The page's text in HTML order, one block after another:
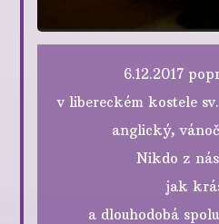
6.12.2017
v libereckém kostele
anglický,
Nikdo z
jak
a dlouhodobá